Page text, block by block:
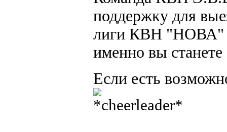
поддержку для
лиги КВН "НОВА"
именно вы станете
Если есть